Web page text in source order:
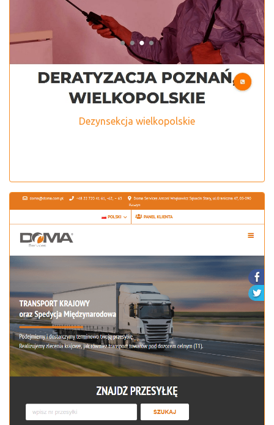
Dezynsekcja wielkopolskie